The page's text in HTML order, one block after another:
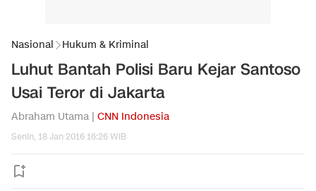
Nasional Hukum & Kriminal
Luhut Bantah Polisi Baru Kejar Santoso
Usai Teror di Jakarta
Abraham Utama | CNN Indonesia
Senin, 18 Jan 2016 16:26 WIB